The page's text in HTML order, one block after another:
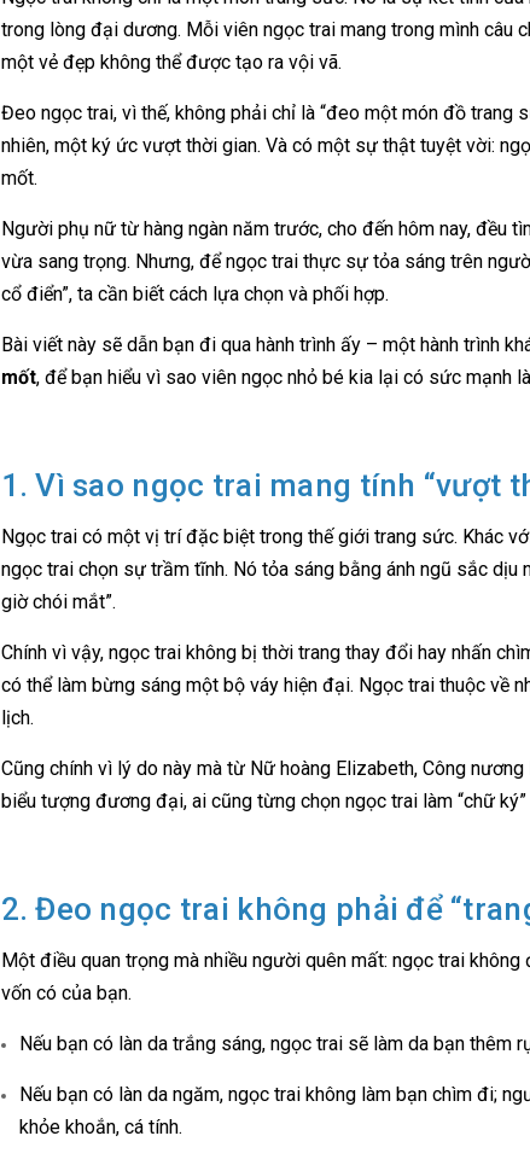
trong lòng đại dương. Mỗi viên ngọc trai mang trong mình câu
một vẻ đẹp không thể được tạo ra vội vã.
Đeo ngọc trai, vì thế, không phải chỉ là “đeo một món đồ trang
nhiên, một ký ức vượt thời gian. Và có một sự thật tuyệt vời:
mốt.
Người phụ nữ từ hàng ngàn năm trước, cho đến hôm nay, đều
vừa sang trọng. Nhưng, để ngọc trai thực sự tỏa sáng trên
cổ điển”, ta cần biết cách lựa chọn và phối hợp.
Bài viết này sẽ dẫn bạn đi qua hành trình ấy – một hành trình
mốt, để bạn hiểu vì sao viên ngọc nhỏ bé kia lại có sức mạnh
1. Vì sao ngọc trai mang tính “vượt
Ngọc trai có một vị trí đặc biệt trong thế giới trang sức. Khác
ngọc trai chọn sự trầm tĩnh. Nó tỏa sáng bằng ánh ngũ sắc dịu
giờ chói mắt”.
Chính vì vậy, ngọc trai không bị thời trang thay đổi hay nhấn
có thể làm bừng sáng một bộ váy hiện đại. Ngọc trai thuộc về
lịch.
Cũng chính vì lý do này mà từ Nữ hoàng Elizabeth, Công
biểu tượng đương đại, ai cũng từng chọn ngọc trai làm “chữ
2. Đeo ngọc trai không phải để
Một điều quan trọng mà nhiều người quên mất: ngọc trai
vốn có của bạn.
Nếu bạn có làn da trắng sáng, ngọc trai sẽ làm da bạn thêm
Nếu bạn có làn da ngăm, ngọc trai không làm bạn chìm đi;
khỏe khoắn, cá tính.